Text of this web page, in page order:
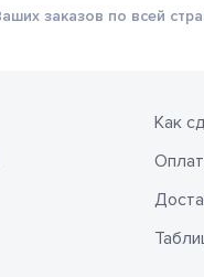
заказов по всей
Как